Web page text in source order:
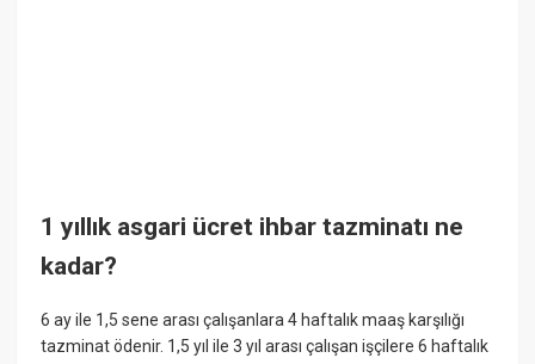
1 yıllık asgari ücret ihbar tazminatı ne
kadar?
6 ay ile 1,5 sene arası çalışanlara 4 haftalık maaş karşılığı
tazminat ödenir. 1,5 yıl ile 3 yıl arası çalışan işçilere 6 haftalık